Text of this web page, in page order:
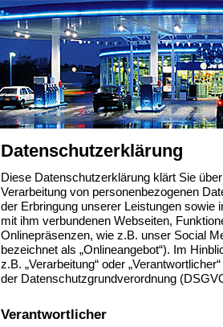
Datenschutzerklärung
Diese Datenschutzerklärung klärt Sie
Verarbeitung von personenbezogenen
der Erbringung unserer Leistungen sowie
mit ihm verbundenen Webseiten,
Onlinepräsenzen, wie z.B. unser Social
bezeichnet als „Onlineangebot“). Im
z.B. „Verarbeitung“ oder
der Datenschutzgrundverordnung
Verantwortlicher